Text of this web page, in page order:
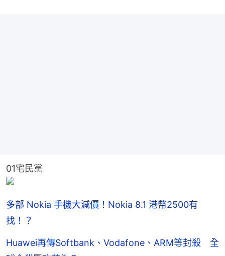
01宅民黨
多部 Nokia 手機大減價！Nokia 8.1 港幣2500有
找！？
Huawei再傳Softbank、Vodafone、ARM等封殺 全